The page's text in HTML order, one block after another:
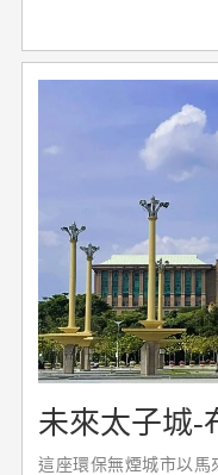
未來太子城-
這座環保無煙城市以馬